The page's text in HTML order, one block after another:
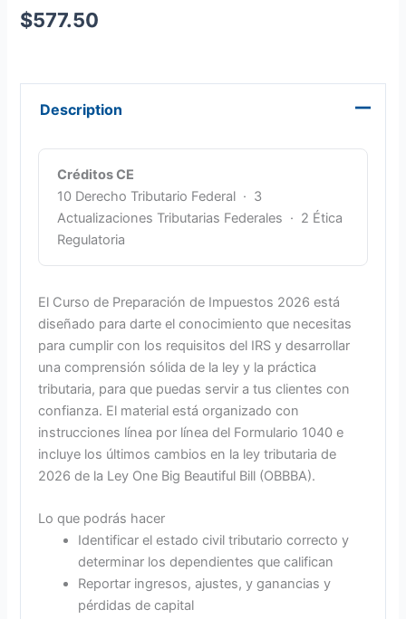
$577.50
Description
Créditos CE
10 Derecho Tributario Federal · 3
Actualizaciones Tributarias Federales · 2 Ética
Regulatoria
El Curso de Preparación de Impuestos 2026 está
diseñado para darte el conocimiento que necesitas
para cumplir con los requisitos del IRS y desarrollar
una comprensión sólida de la ley y la práctica
tributaria, para que puedas servir a tus clientes con
confianza. El material está organizado con
instrucciones línea por línea del Formulario 1040 e
incluye los últimos cambios en la ley tributaria de
2026 de la Ley One Big Beautiful Bill (OBBBA).
Lo que podrás hacer
Identificar el estado civil tributario correcto y
determinar los dependientes que califican
Reportar ingresos, ajustes, y ganancias y
pérdidas de capital